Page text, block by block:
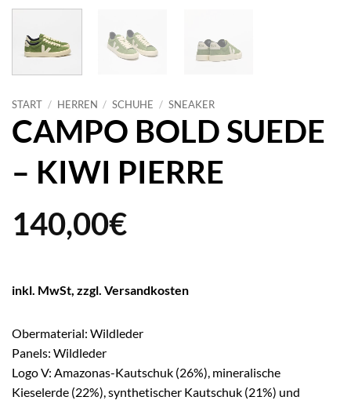
START / HERREN / SCHUHE / SNEAKER
CAMPO BOLD SUEDE
– KIWI PIERRE
140,00€
inkl. MwSt, zzgl. Versandkosten
Obermaterial: Wildleder
Panels: Wildleder
Logo V: Amazonas-Kautschuk (26%), mineralische
Kieselerde (22%), synthetischer Kautschuk (21%) und